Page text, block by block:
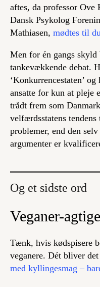
aftes, da professor Ove
Dansk Psykolog
Mathiasen, mødtes til
Men for én gangs
tankevækkende debat.
‘Konkurrencestaten’
ansatte for kun at pleje
trådt frem som
velfærdsstatens
problemer, end den
argumenter er
Og et sidste ord
Veganer-
Tænk, hvis kødspisere
veganere. Dét bliver
med kyllingesmag –